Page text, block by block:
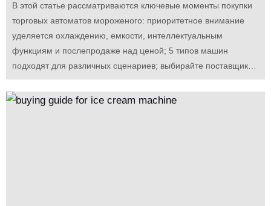
В этой статье рассматриваются ключевые моменты покупки
торговых автоматов мороженого: приоритетное внимание
уделяется охлаждению, емкости, интеллектуальным
функциям и послепродаже над ценой; 5 типов машин
подходят для различных сценариев; выбирайте поставщиков
по отзывам и сертификациям.В нем также упоминаются
оборудование / скрытые расходы, советы по экономии денег